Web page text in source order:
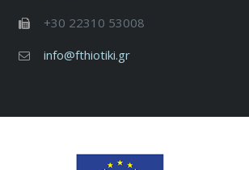
+30 22310 53008
info@fthiotiki.gr